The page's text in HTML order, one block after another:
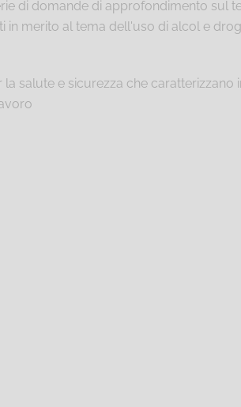
di domande di approfondimento sul
in merito al tema dell'uso di alcol e
la salute e sicurezza che caratterizzano